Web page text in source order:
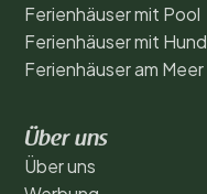
Ferienhäuser mit Pool
Ferienhäuser mit Hund
Ferienhäuser am Meer
Über uns
Über uns